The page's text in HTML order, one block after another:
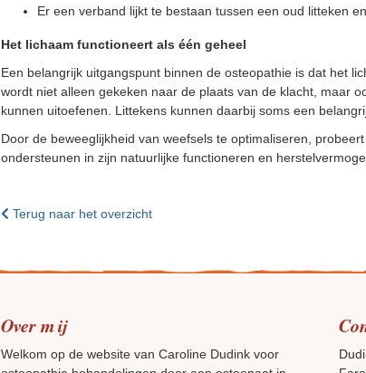
Er een verband lijkt te bestaan tussen een oud litteken
Het lichaam functioneert als één geheel
Een belangrijk uitgangspunt binnen de osteopathie is dat het
wordt niet alleen gekeken naar de plaats van de klacht, maar
kunnen uitoefenen. Littekens kunnen daarbij soms een
Door de beweeglijkheid van weefsels te optimaliseren,
ondersteunen in zijn natuurlijke functioneren en
Terug naar het overzicht
Over mij
Welkom op de website van Caroline Dudink voor